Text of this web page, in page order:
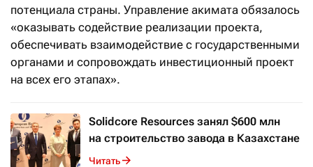
потенциала страны. Управление акимата обязалось
«оказывать содействие реализации проекта,
обеспечивать взаимодействие с государственными
органами и сопровождать инвестиционный проект
на всех его этапах».
Solidcore Resources занял $600 млн
на строительство завода в Казахстане
Читать